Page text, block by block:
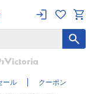
ール クーポン